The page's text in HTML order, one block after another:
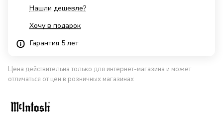
Нашли дешевле?
Хочу в подарок
Гарантия 5 лет
Цена действительна только для интернет-магазина и может
отличаться от цен в розничных магазинах